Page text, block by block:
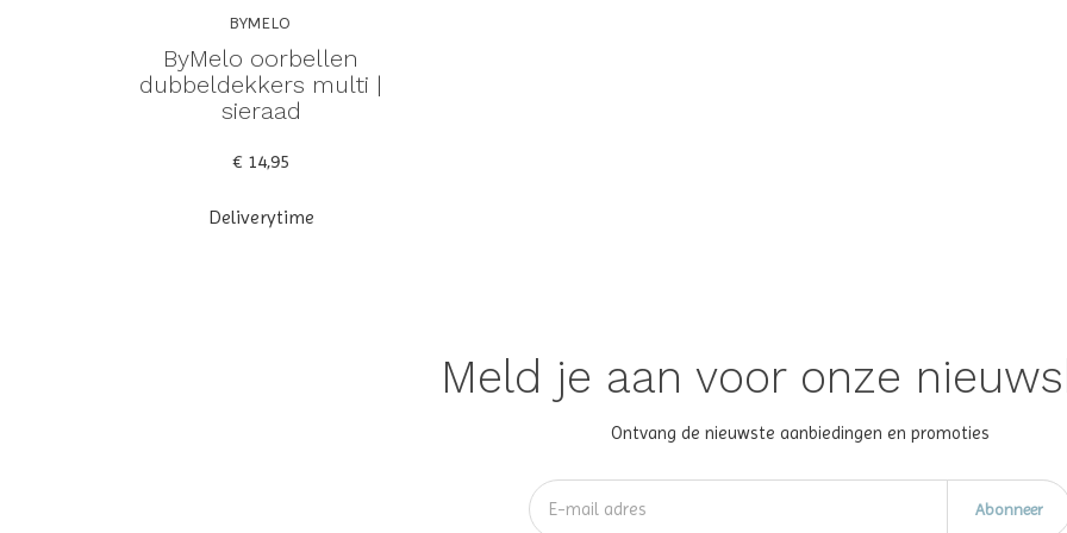
BYMELO
ByMelo oorbellen
dubbeldekkers multi |
sieraad
€ 14,95
Deliverytime
Meld je aan voor onze
Ontvang de nieuwste aanbiedingen en promoties
Abonneer